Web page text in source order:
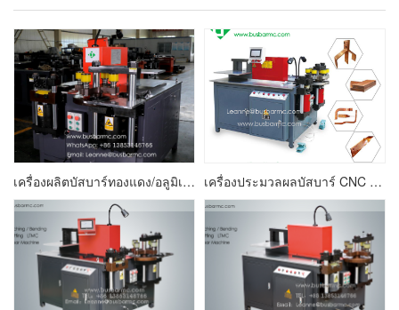
เครื่องผลิตบัสบาร์ทองแดง/อลูมิเนียมคุณภาพดีที่สุด เครื่องประมวลผลบัสบาร์ CNC 503U-3-C 16mm 200mm